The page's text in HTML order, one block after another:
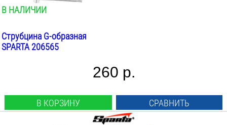
В НАЛИЧИИ
Струбцина G-образная
SPARTA 206565
260 р.
В КОРЗИНУ СРАВНИТЬ